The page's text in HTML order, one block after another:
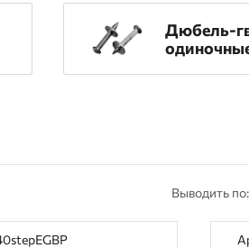
Дюбель-
Выводить по: